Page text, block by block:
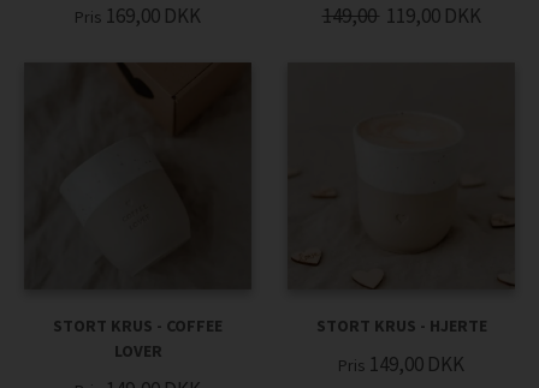
Pris 169,00 DKK 149,00 119,00 DKK
STORT KRUS - COFFEE
LOVER
STORT KRUS - HJERTE
Pris 149,00 DKK